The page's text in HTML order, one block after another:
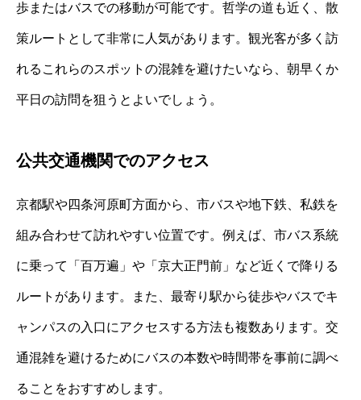
歩またはバスでの移動が可能です。哲学の道も近く、散
策ルートとして非常に人気があります。観光客が多く訪
れるこれらのスポットの混雑を避けたいなら、朝早くか
平日の訪問を狙うとよいでしょう。
公共交通機関でのアクセス
京都駅や四条河原町方面から、市バスや地下鉄、私鉄を
組み合わせて訪れやすい位置です。例えば、市バス系統
に乗って「百万遍」や「京大正門前」など近くで降りる
ルートがあります。また、最寄り駅から徒歩やバスでキ
ャンパスの入口にアクセスする方法も複数あります。交
通混雑を避けるためにバスの本数や時間帯を事前に調べ
ることをおすすめします。